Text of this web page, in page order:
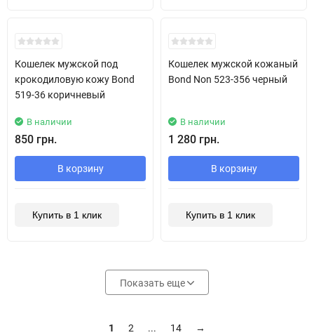
Кошелек мужской под
крокодиловую кожу Bond
519-36 коричневый
В наличии
850 грн.
В корзину
Купить в 1 клик
New!
Кошелек мужской кожаный
Bond Non 523-356 черный
В наличии
1 280 грн.
В корзину
Купить в 1 клик
Показать еще
1 2 ... 14 →